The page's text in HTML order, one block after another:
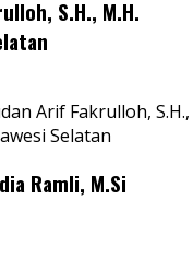
S.H., M.H.
Arif Fakrulloh, S.H.,
Selatan
Ramli, M.Si